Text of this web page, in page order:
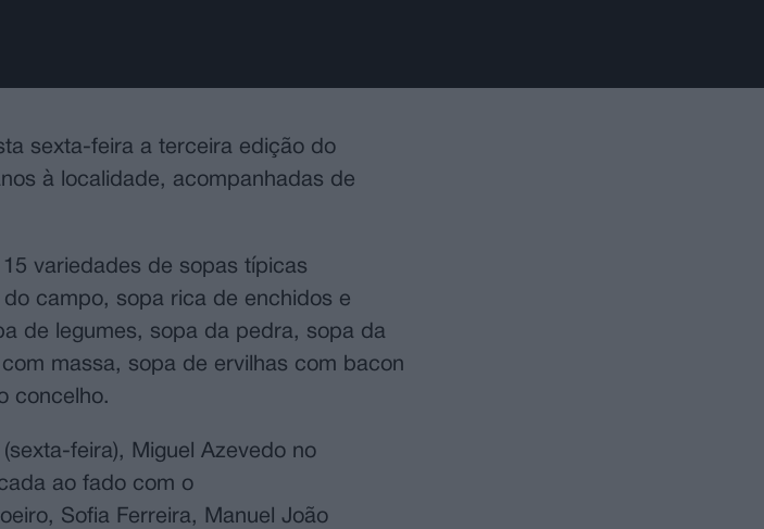
sexta-feira a terceira edição do
à localidade, acompanhadas de
variedades de sopas típicas
campo, sopa rica de enchidos e
de legumes, sopa da pedra, sopa da
massa, sopa de ervilhas com bacon
concelho.
feira), Miguel Azevedo no
ao fado com o
Sofia Ferreira, Manuel João